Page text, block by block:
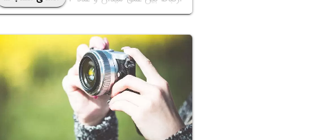
می‌پردازیم و کاربرد این دکمه‌ی مفید را توضیح
می‌دهیم.